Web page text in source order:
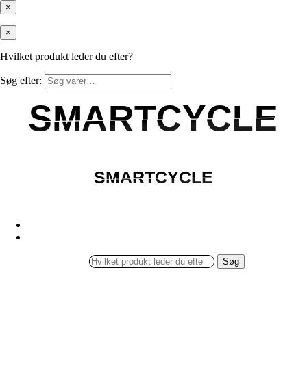
×
×
Hvilket produkt leder du efter?
Søg efter:
SMARTCYCLE
SMARTCYCLE
SMARTCYCLE
SMARTCYCLE
Søg